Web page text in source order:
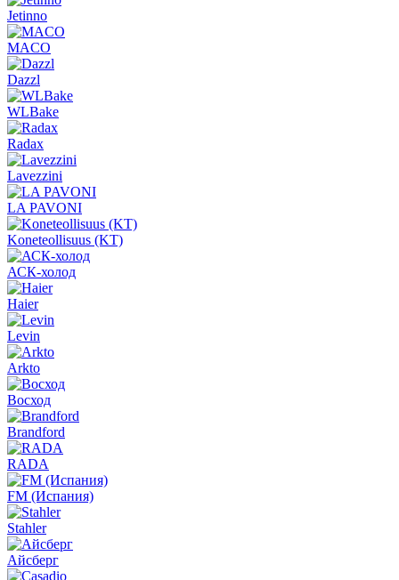
Jetinno
MACO
Dazzl
WLBake
Radax
Lavezzini
LA PAVONI
Koneteollisuus (KT)
АСК-холод
Haier
Levin
Arkto
Восход
Brandford
RADA
FM (Испания)
Stahler
Айсберг